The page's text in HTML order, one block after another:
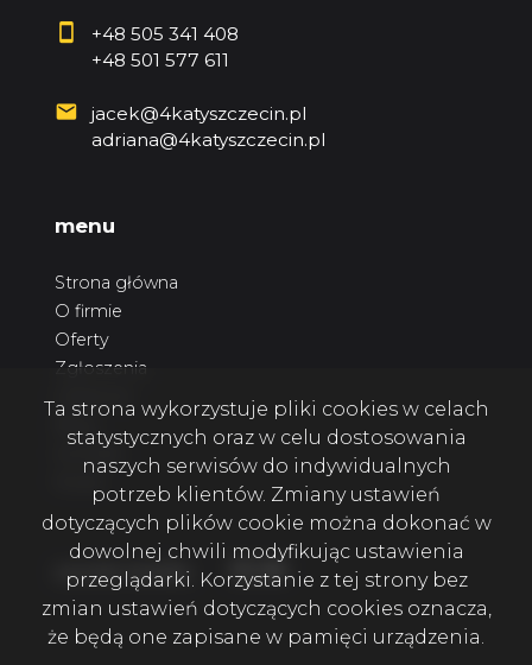
+48 505 341 408
+48 501 577 611
jacek@4katyszczecin.pl
adriana@4katyszczecin.pl
menu
Strona główna
O firmie
Oferty
Zgłoszenia
Kontakt
social media Facebook
Facebook
Facebook
Ta strona wykorzystuje pliki cookies w celach
statystycznych oraz w celu dostosowania
naszych serwisów do indywidualnych
potrzeb klientów. Zmiany ustawień
dotyczących plików cookie można dokonać w
dowolnej chwili modyfikując ustawienia
przeglądarki. Korzystanie z tej strony bez
zmian ustawień dotyczących cookies oznacza,
że będą one zapisane w pamięci urządzenia.